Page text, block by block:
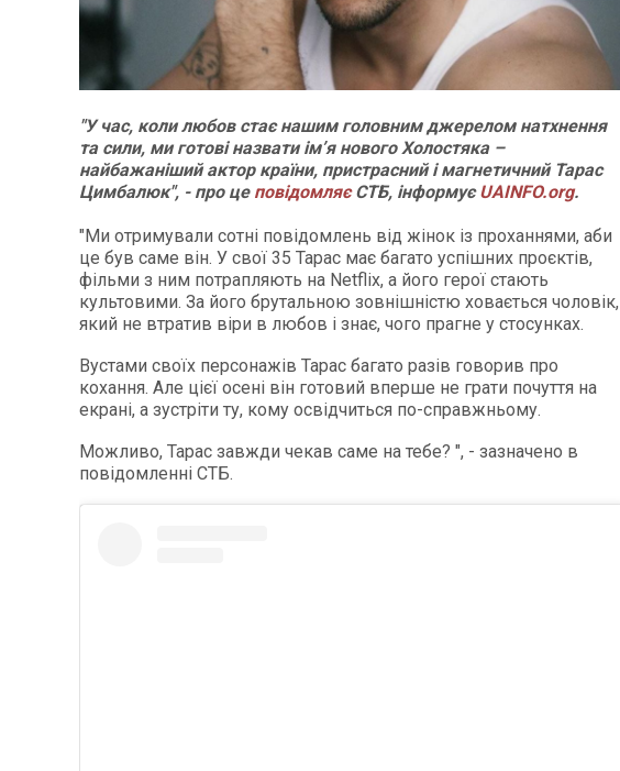
"У час, коли любов стає нашим головним джерелом натхнення
та сили, ми готові назвати імʼя нового Холостяка –
найбажаніший актор країни, пристрасний і магнетичний Тарас
Цимбалюк", - про це повідомляєСТБ, інформуєUAINFO.org.
"Ми отримували сотні повідомлень від жінок із проханнями, аби
це був саме він. У свої 35 Тарас має багато успішних проєктів,
фільми з ним потрапляють на Netflix, а його герої стають
культовими. За його брутальною зовнішністю ховається чоловік,
який не втратив віри в любов і знає, чого прагне у стосунках.
Вустами своїх персонажів Тарас багато разів говорив про
кохання. Але цієї осені він готовий вперше не грати почуття на
екрані, а зустріти ту, кому освідчиться по-справжньому.
Можливо, Тарас завжди чекав саме на тебе? ", - зазначено в
повідомленні СТБ.